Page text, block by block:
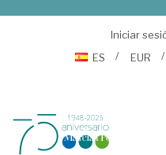
Iniciar
ES
EUR